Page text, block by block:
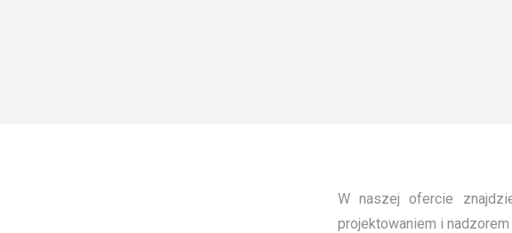
W naszej ofercie
projektowaniem i